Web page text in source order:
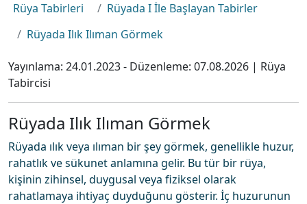
Rüya Tabirleri
Rüyada I İle Başlayan Tabirler
Rüyada Ilık Ilıman Görmek
Yayınlama: 24.01.2023- Düzenleme: 07.08.2026 | Rüya
Tabircisi
Rüyada Ilık Ilıman Görmek
Rüyada ılık veya ılıman bir şey görmek, genellikle huzur,
rahatlık ve sükunet anlamına gelir. Bu tür bir rüya,
kişinin zihinsel, duygusal veya fiziksel olarak
rahatlamaya ihtiyaç duyduğunu gösterir. İç huzurunun